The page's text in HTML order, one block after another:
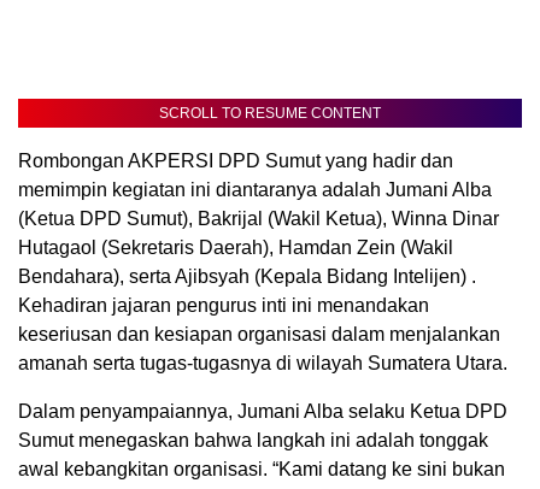
SCROLL TO RESUME CONTENT
Rombongan AKPERSI DPD Sumut yang hadir dan
memimpin kegiatan ini diantaranya adalah Jumani Alba
(Ketua DPD Sumut), Bakrijal (Wakil Ketua), Winna Dinar
Hutagaol (Sekretaris Daerah), Hamdan Zein (Wakil
Bendahara), serta Ajibsyah (Kepala Bidang Intelijen) .
Kehadiran jajaran pengurus inti ini menandakan
keseriusan dan kesiapan organisasi dalam menjalankan
amanah serta tugas-tugasnya di wilayah Sumatera Utara.
Dalam penyampaiannya, Jumani Alba selaku Ketua DPD
Sumut menegaskan bahwa langkah ini adalah tonggak
awal kebangkitan organisasi. “Kami datang ke sini bukan